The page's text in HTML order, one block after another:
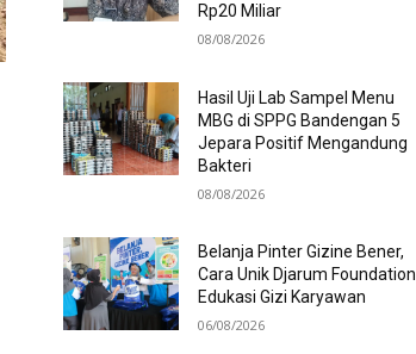
Rp20 Miliar
08/08/2026
Hasil Uji Lab Sampel Menu
MBG di SPPG Bandengan 5
Jepara Positif Mengandung
Bakteri
08/08/2026
Belanja Pinter Gizine Bener,
Cara Unik Djarum Foundation
Edukasi Gizi Karyawan
06/08/2026